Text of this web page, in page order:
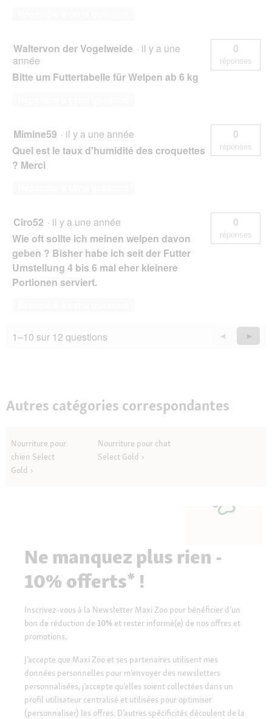
Waltervon der Vogelweide · il y a une
année
Bitte um Futtertabelle für Welpen ab 6 kg
0
réponses
Mimine59 · il y a une année
Quel est le taux d'humidité des croquettes
? Merci
0
réponses
Ciro52 · il y a une année
Wie oft sollte ich meinen welpen davon
geben ? Bisher habe ich seit der Futter
Umstellung 4 bis 6 mal eher kleinere
Portionen serviert.
0
réponses
1–10 sur 12 questions
Précédent
Questions
◄ ►
Autres catégories correspondantes
Nourriture pour
chien Select
Gold
Nourriture pour chat
Select Gold
Ne manquez plus rien -
10% offerts* !
Inscrivez-vous à la Newsletter Maxi Zoo pour bénéficier d’un
bon de réduction de 10% et rester informé(e) de nos offres et
promotions.
J’accepte que Maxi Zoo et ses partenaires utilisent mes
données personnelles pour m’envoyer des newsletters
personnalisées, j’accepte qu’elles soient collectées dans un
profil utilisateur centralisé et utilisées pour optimiser
(personnaliser) les offres. D’autres spécificités découlent de la